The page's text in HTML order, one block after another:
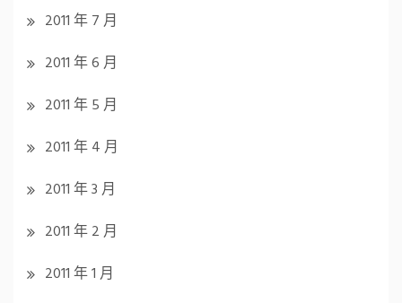
2011 年 7 月
2011 年 6 月
2011 年 5 月
2011 年 4 月
2011 年 3 月
2011 年 2 月
2011 年 1 月